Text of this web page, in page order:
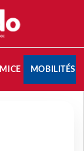
MICE MOBILITÉS